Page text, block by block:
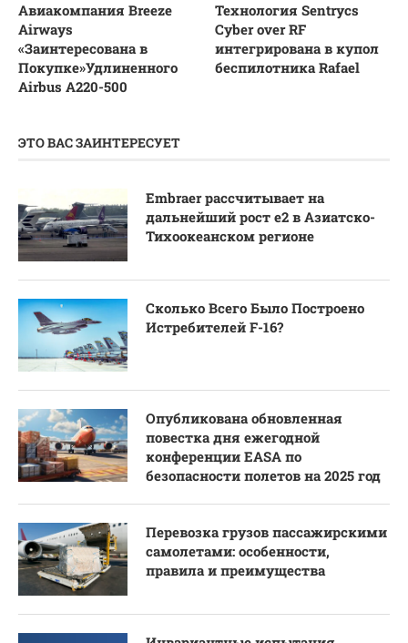
Авиакомпания Breeze
Airways
«Заинтересована в
Покупке»Удлиненного
Airbus A220-500
Технология Sentrycs
Cyber over RF
интегрирована в купол
беспилотника Rafael
ЭТО ВАС ЗАИНТЕРЕСУЕТ
Embraer рассчитывает на
дальнейший рост e2 в Азиатско-
Тихоокеанском регионе
Сколько Всего Было Построено
Истребителей F-16?
Опубликована обновленная
повестка дня ежегодной
конференции EASA по
безопасности полетов на 2025 год
Перевозка грузов пассажирскими
самолетами: особенности,
правила и преимущества